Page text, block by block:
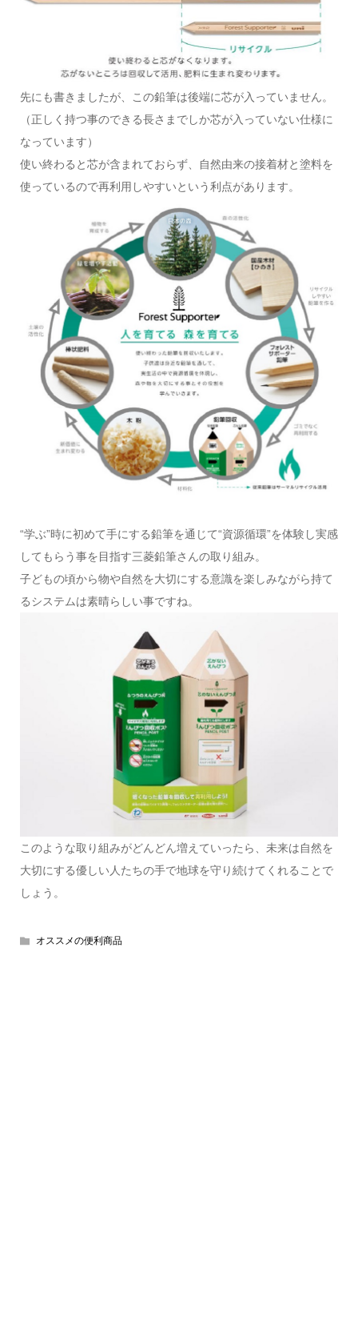
先にも書きましたが、この鉛筆は後端に芯が入っていません。
（正しく持つ事のできる長さまでしか芯が入っていない仕様に
なっています）
使い終わると芯が含まれておらず、自然由来の接着材と塗料を
使っているので再利用しやすいという利点があります。
“学ぶ”時に初めて手にする鉛筆を通じて“資源循環”を体験し実感
してもらう事を目指す三菱鉛筆さんの取り組み。
子どもの頃から物や自然を大切にする意識を楽しみながら持て
るシステムは素晴らしい事ですね。
このような取り組みがどんどん増えていったら、未来は自然を
大切にする優しい人たちの手で地球を守り続けてくれることで
しょう。
オススメの便利商品